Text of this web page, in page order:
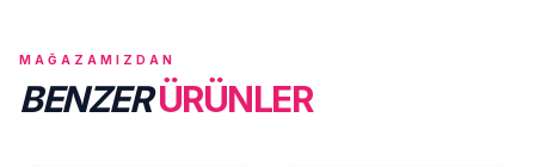
MAĞAZAMIZDAN
BENZERÜRÜNLER